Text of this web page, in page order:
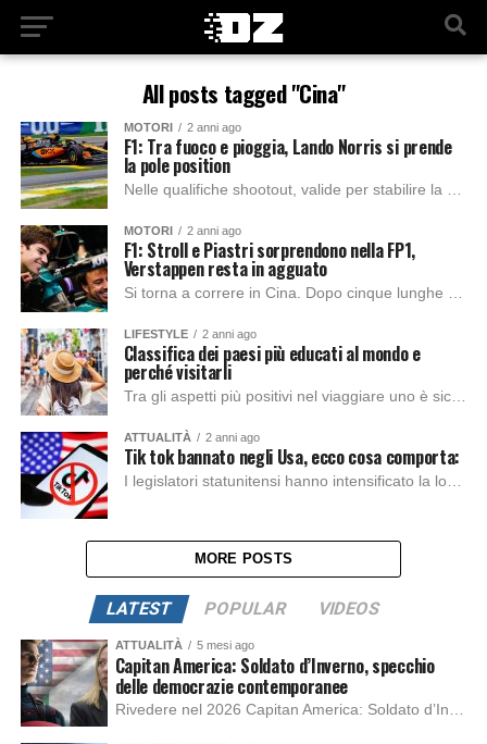
All posts tagged "Cina"
MOTORI 2 anni ago
F1: Tra fuoco e pioggia, Lando Norris si prende
la pole position
MOTORI 2 anni ago
F1: Stroll e Piastri sorprendono nella FP1,
Verstappen resta in agguato
LIFESTYLE 2 anni ago
Classifica dei paesi più educati al mondo e
perché visitarli
Tra gli aspetti più positivi nel viaggiare uno è sicuramente interagire con culture, costumi e usi diversi dai nostri, dandosi c’opportunità di poterci confrontare con essi....
ATTUALITÀ 2 anni ago
Tik tok bannato negli Usa, ecco cosa comporta:
MORE POSTS
LATEST POPULAR VIDEOS
ATTUALITÀ 5 mesi ago
Capitan America: Soldato d’Inverno, specchio
delle democrazie contemporanee